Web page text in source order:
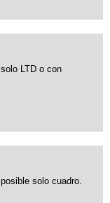
LTD o con
solo cuadro.